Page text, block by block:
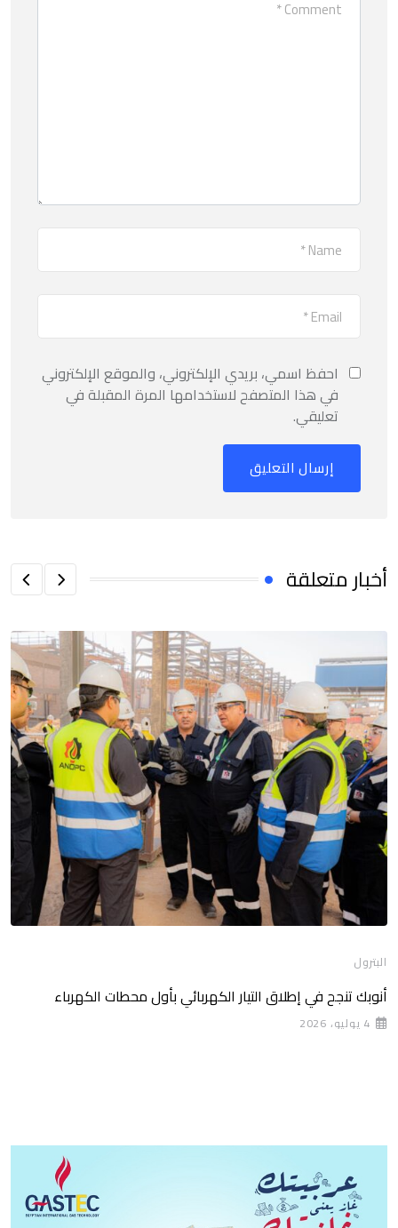
احفظ اسمي، بريدي الإلكتروني، والموقع الإلكتروني
في هذا المتصفح لاستخدامها المرة المقبلة في
تعليقي.
أخبار متعلقة
البترول
أنوبك تنجح في إطلاق التيار الكهربائي بأول محطات الكهرباء
4 يوليو، 2026